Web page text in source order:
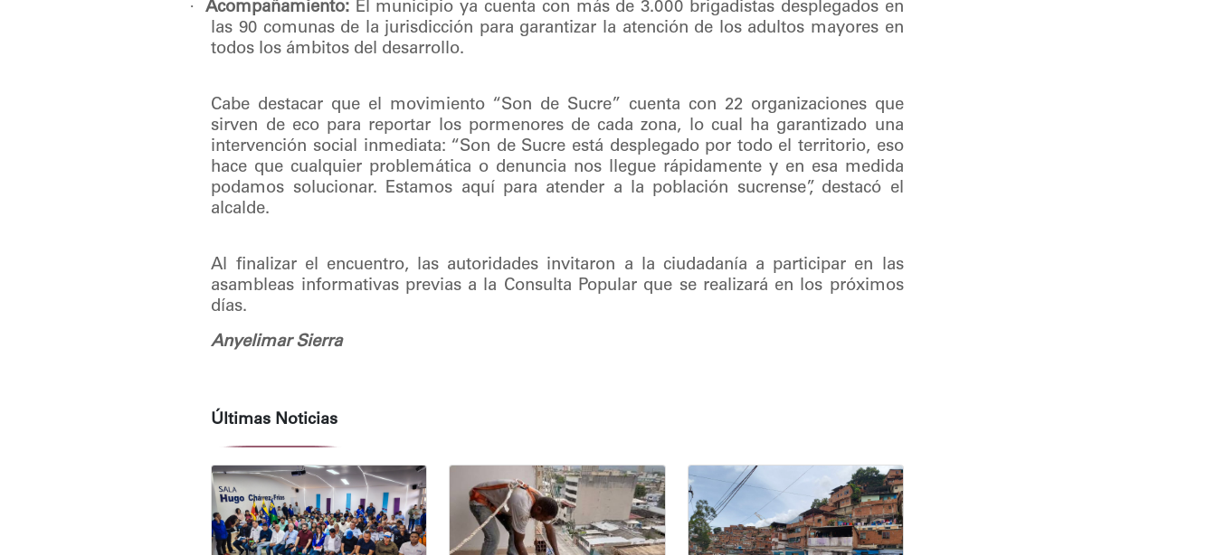
· Acompañamiento:El municipio ya cuenta con más de 3.000 brigadistas desplegados en
las 90 comunas de la jurisdicción para garantizar la atención de los adultos mayores en
todos los ámbitos del desarrollo.
Cabe destacar que el movimiento “Son de Sucre” cuenta con 22 organizaciones que
sirven de eco para reportar los pormenores de cada zona, lo cual ha garantizado una
intervención social inmediata: “Son de Sucre está desplegado por todo el territorio, eso
hace que cualquier problemática o denuncia nos llegue rápidamente y en esa medida
podamos solucionar. Estamos aquí para atender a la población sucrense”, destacó el
alcalde.
Al finalizar el encuentro, las autoridades invitaron a la ciudadanía a participar en las
asambleas informativas previas a la Consulta Popular que se realizará en los próximos
días.
Anyelimar Sierra
Últimas Noticias